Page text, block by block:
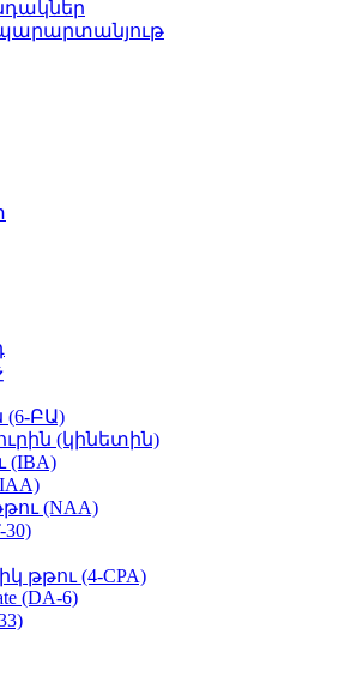
(6-ԲԱ)
(կինետին)
(IBA)
(NAA)
թթու (4-CPA)
(DA-6)